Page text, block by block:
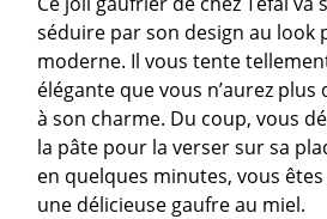
séduire par son design au look
moderne. Il vous tente
élégante que vous n’aurez
à son charme. Du coup, vous
la pâte pour la verser sur sa
en quelques minutes, vous
une délicieuse gaufre au miel.